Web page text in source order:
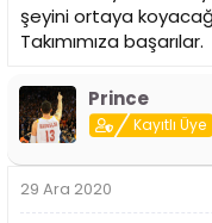
şeyini ortaya
Takımımıza başarılar.
Prince
Kayıtlı Üye
29 Ara 2020